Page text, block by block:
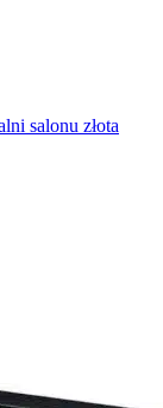
salonu złota